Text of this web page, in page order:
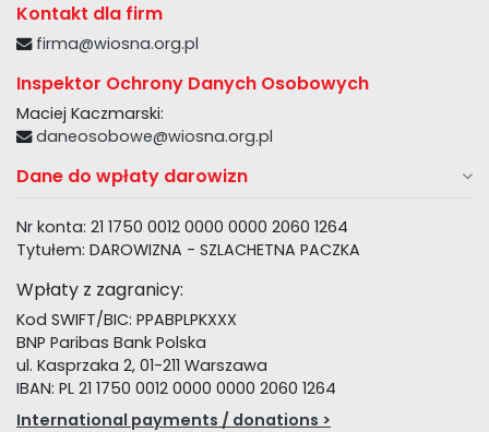
Kontakt dla firm
firma@wiosna.org.pl
Inspektor Ochrony Danych Osobowych
Maciej Kaczmarski:
daneosobowe@wiosna.org.pl
Dane do wpłaty darowizn
Nr konta: 21 1750 0012 0000 0000 2060 1264
Tytułem: DAROWIZNA - SZLACHETNA PACZKA
Wpłaty z zagranicy:
Kod SWIFT/BIC: PPABPLPKXXX
BNP Paribas Bank Polska
ul. Kasprzaka 2, 01-211 Warszawa
IBAN: PL 21 1750 0012 0000 0000 2060 1264
International payments / donations >